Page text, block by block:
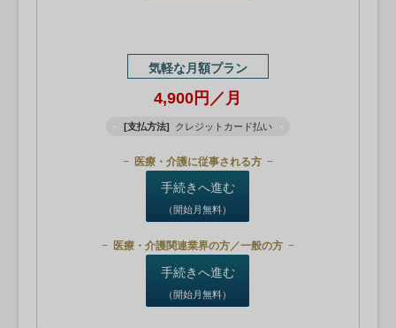
気軽な月額プラン
4,900円／月
[支払方法] クレジットカード払い
医療・介護に従事される方
手続きへ進む
（開始月無料）
医療・介護関連業界の方／一般の方
手続きへ進む
（開始月無料）